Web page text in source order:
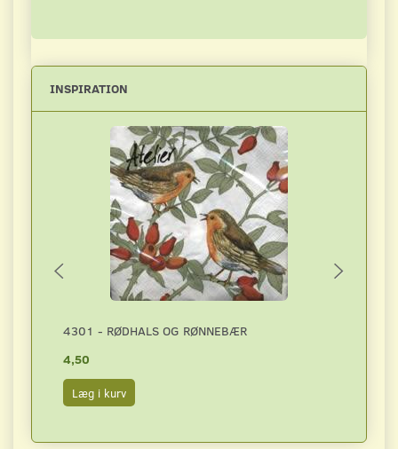
INSPIRATION
4301 - RØDHALS OG RØNNEBÆR
4,50
Læg i kurv